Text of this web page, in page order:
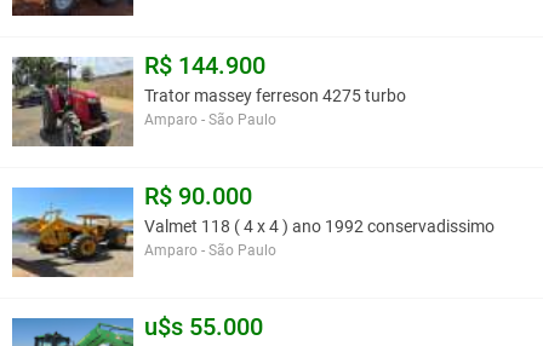
R$ 144.900
Trator massey ferreson 4275 turbo
Amparo - São Paulo
R$ 90.000
Valmet 118 ( 4 x 4 ) ano 1992 conservadissimo
Amparo - São Paulo
u$s 55.000